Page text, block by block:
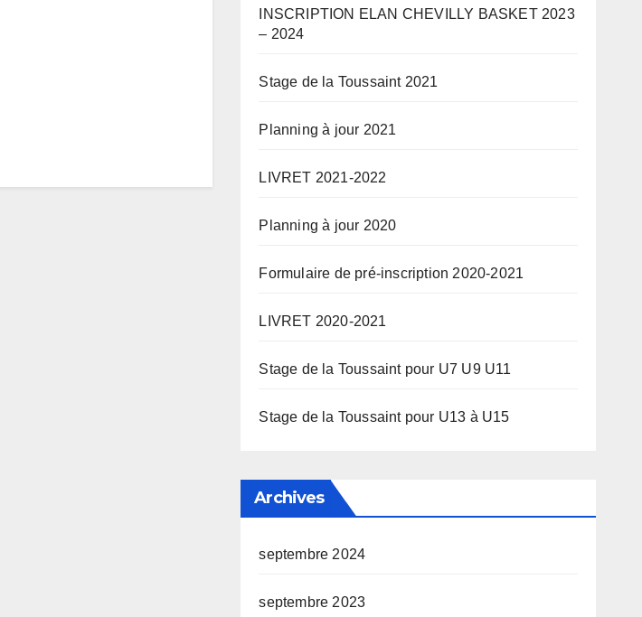
INSCRIPTION ELAN CHEVILLY BASKET 2023
– 2024
Stage de la Toussaint 2021
Planning à jour 2021
LIVRET 2021-2022
Planning à jour 2020
Formulaire de pré-inscription 2020-2021
LIVRET 2020-2021
Stage de la Toussaint pour U7 U9 U11
Stage de la Toussaint pour U13 à U15
Archives
septembre 2024
septembre 2023